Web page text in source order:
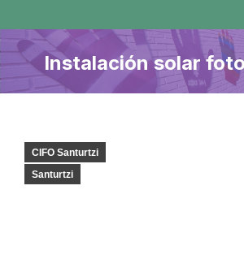
Instalación solar
CIFO Santurtzi
Santurtzi